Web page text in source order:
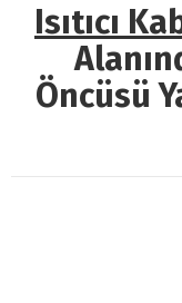
Isıtıcı
Öncüsü